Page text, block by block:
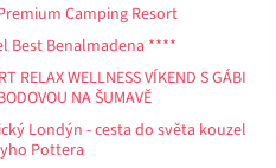
Camping Resort
Best Benalmadena ****
RELAX WELLNESS VÍKEND S GÁBI
NA ŠUMAVĚ
Londýn - cesta do světa kouzel
Pottera